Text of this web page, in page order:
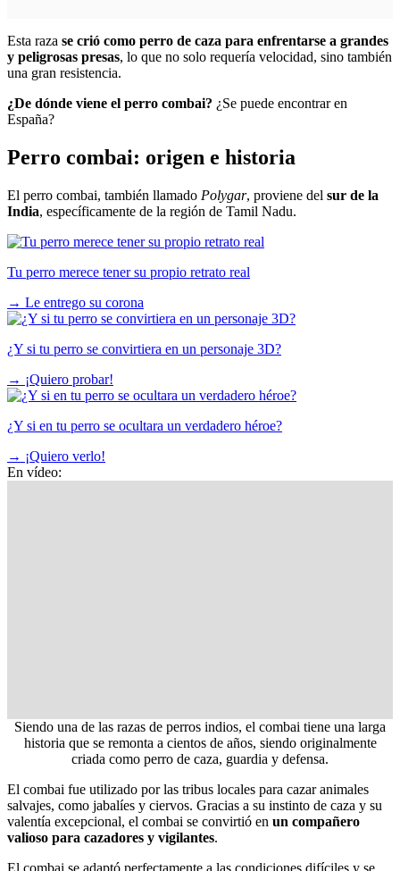
Esta raza se crió como perro de caza para enfrentarse a grandes
y peligrosas presas, lo que no solo requería velocidad, sino también
una gran resistencia.
¿De dónde viene el perro combai? ¿Se puede encontrar en
España?
Perro combai: origen e historia
El perro combai, también llamado Polygar, proviene del sur de la
India, específicamente de la región de Tamil Nadu.
Tu perro merece tener su propio retrato real
→ Le entrego su corona
¿Y si tu perro se convirtiera en un personaje 3D?
→ ¡Quiero probar!
¿Y si en tu perro se ocultara un verdadero héroe?
→ ¡Quiero verlo!
En vídeo:
Siendo una de las razas de perros indios, el combai tiene una larga
historia que se remonta a cientos de años, siendo originalmente
criada como perro de caza, guardia y defensa.
El combai fue utilizado por las tribus locales para cazar animales
salvajes, como jabalíes y ciervos. Gracias a su instinto de caza y su
valentía excepcional, el combai se convirtió en un compañero
valioso para cazadores y vigilantes.
El combai se adaptó perfectamente a las condiciones difíciles y se